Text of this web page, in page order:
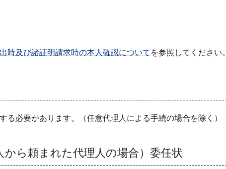
時及び諸証明請求時の本人確認について を参照してください
必要があります。（任意代理人による手続の場合を除く）
ら頼まれた代理人の場合）委任状